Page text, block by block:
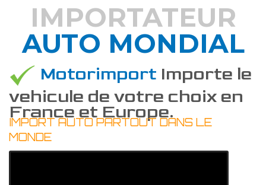
DÉCOUVREZ COMMENT
IMPORTATEUR
AUTO MONDIAL
Motorimport Importe le
vehicule de votre choix en
France et Europe.
IMPORT AUTO PARTOUT DANS LE
MONDE